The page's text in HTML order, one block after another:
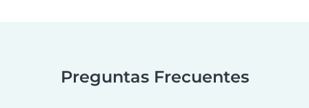
Preguntas Frecuentes